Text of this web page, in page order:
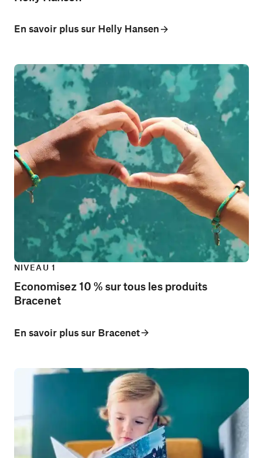
En savoir plus sur Helly Hansen
NIVEAU 1
Economisez 10 % sur tous les produits
Bracenet
En savoir plus sur Bracenet